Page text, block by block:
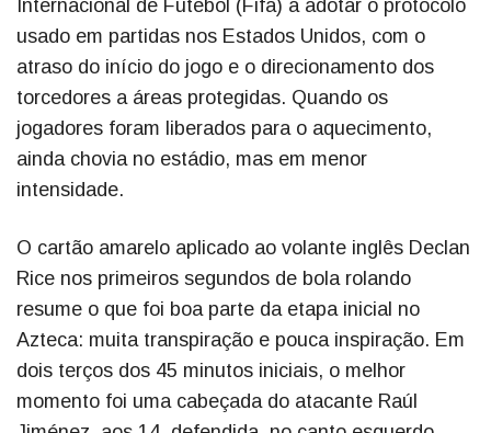
Internacional de Futebol (Fifa) a adotar o protocolo
usado em partidas nos Estados Unidos, com o
atraso do início do jogo e o direcionamento dos
torcedores a áreas protegidas. Quando os
jogadores foram liberados para o aquecimento,
ainda chovia no estádio, mas em menor
intensidade.
O cartão amarelo aplicado ao volante inglês Declan
Rice nos primeiros segundos de bola rolando
resume o que foi boa parte da etapa inicial no
Azteca: muita transpiração e pouca inspiração. Em
dois terços dos 45 minutos iniciais, o melhor
momento foi uma cabeçada do atacante Raúl